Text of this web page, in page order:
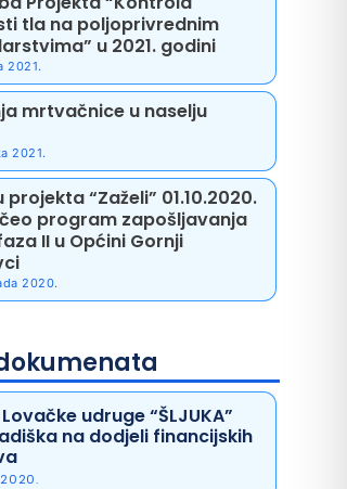
tla na poljoprivrednim
u 2021. godini
2021.
mrtvačnice u naselju
2021.
projekta “Zaželi” 01.10.2020.
program zapošljavanja
II u Općini Gornji
2020.
udruge “ŠLJUKA”
na dodjeli financijskih